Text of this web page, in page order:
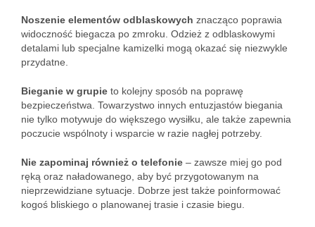
Noszenie elementów odblaskowych znacząco poprawia
widoczność biegacza po zmroku. Odzież z odblaskowymi
detalami lub specjalne kamizelki mogą okazać się niezwykle
przydatne.
Bieganie w grupie to kolejny sposób na poprawę
bezpieczeństwa. Towarzystwo innych entuzjastów biegania
nie tylko motywuje do większego wysiłku, ale także zapewnia
poczucie wspólnoty i wsparcie w razie nagłej potrzeby.
Nie zapominaj również o telefonie – zawsze miej go pod
ręką oraz naładowanego, aby być przygotowanym na
nieprzewidziane sytuacje. Dobrze jest także poinformować
kogoś bliskiego o planowanej trasie i czasie biegu.